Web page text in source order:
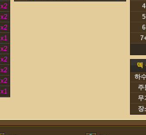
x2
x2
x2
x1
x2
x2
x2
x2
x1
4
5
6
덱
하
주
무
장